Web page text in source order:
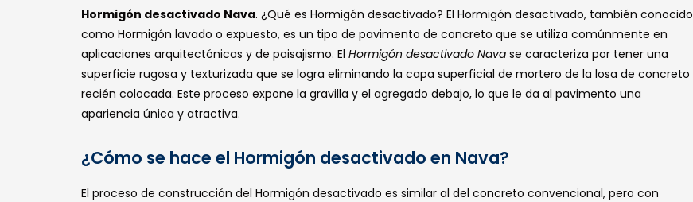
Hormigón desactivado Nava. ¿Qué es Hormigón desactivado? El Hormigón desactivado, también conocido
como Hormigón lavado o expuesto, es un tipo de pavimento de concreto que se utiliza comúnmente en
aplicaciones arquitectónicas y de paisajismo. El Hormigón desactivado Nava se caracteriza por tener una
superficie rugosa y texturizada que se logra eliminando la capa superficial de mortero de la losa de concreto
recién colocada. Este proceso expone la gravilla y el agregado debajo, lo que le da al pavimento una
apariencia única y atractiva.
¿Cómo se hace el Hormigón desactivado en Nava?
El proceso de construcción del Hormigón desactivado es similar al del concreto convencional, pero con